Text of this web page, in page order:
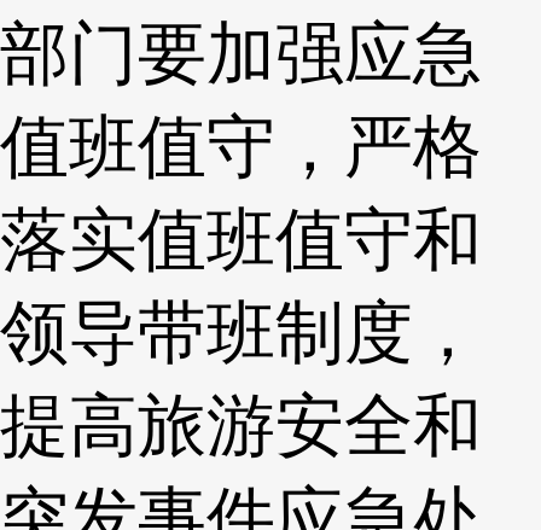
部门要加强应急
值班值守，严格
落实值班值守和
领导带班制度，
提高旅游安全和